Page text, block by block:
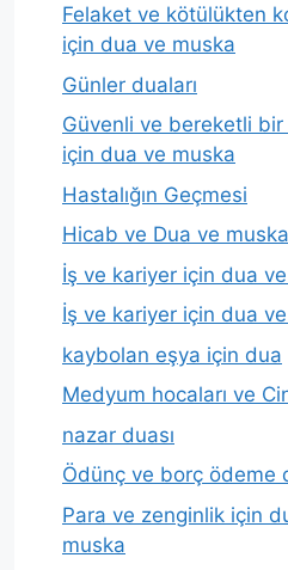
Felaket ve kötülükten
için dua ve muska
Günler duaları
Güvenli ve bereketli
için dua ve muska
Hastalığın Geçmesi
Hicab ve Dua ve muska
İş ve kariyer için dua
İş ve kariyer için dua
kaybolan eşya için dua
Medyum hocaları ve
nazar duası
Ödünç ve borç ödeme
Para ve zenginlik için
muska